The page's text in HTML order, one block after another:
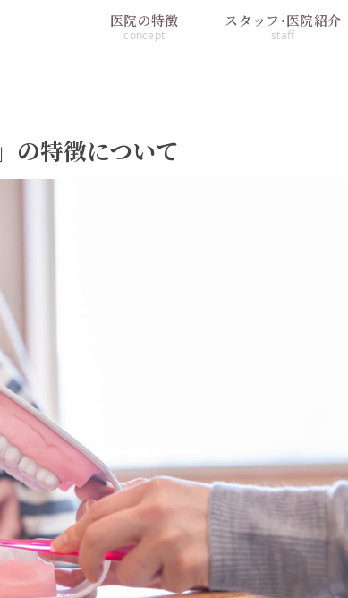
医院の特徴
concept
スタッフ･医院紹介
staff
の特徴について